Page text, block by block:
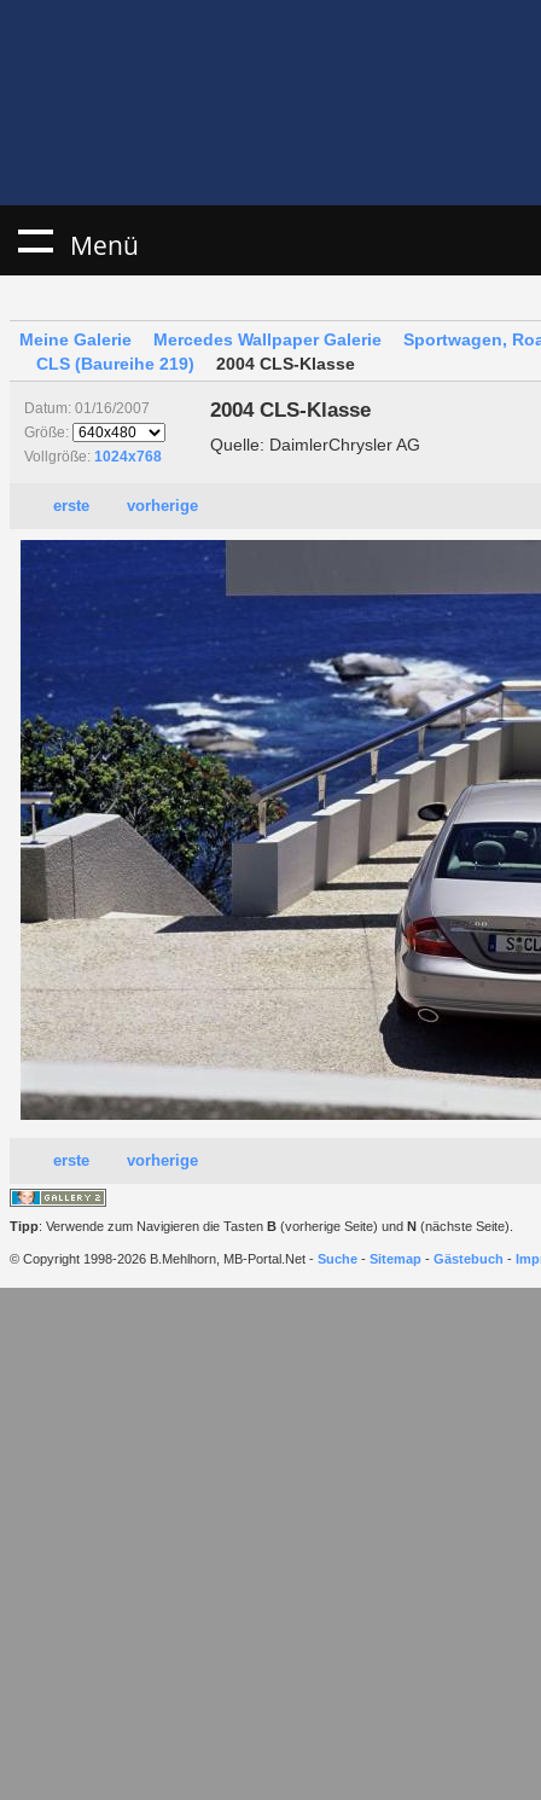
Menü
Meine Galerie Mercedes Wallpaper Galerie
Sportwagen,
CLS (Baureihe 219)
2004 CLS-Klasse
Datum: 01/16/2007
Größe:
Vollgröße: 1024x768
2004 CLS-Klasse
Quelle: DaimlerChrysler AG
erste vorherige
erste vorherige
Tipp: Verwende zum Navigieren die Tasten B (vorherige Seite) und N (nächste Seite).
© Copyright 1998-2026 B.Mehlhorn, MB-Portal.Net - Suche - Sitemap - Gästebuch -